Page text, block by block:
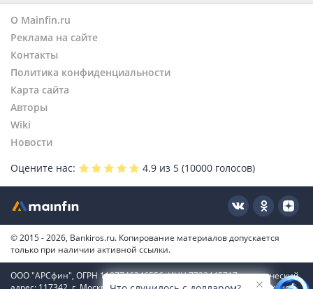
О Mainfin.ru
Реклама на сайте
Контакты
Политика конфиденциальности
Карта сайта
Авторы
Wiki
Новости
Оцените нас:
4.9 из 5 (10000 голосов)
© 2015 - 2026, Bankiros.ru. Копирование материалов допускается
только при наличии активной ссылки.
ООО "АРСфин", ОГРН 1187746346556, ИНН 7722445717, юридический